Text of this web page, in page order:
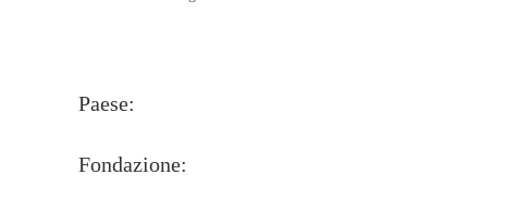
Paese:
Fondazione: